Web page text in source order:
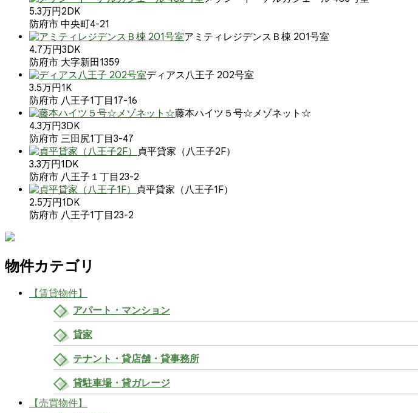
5.3万円2DK
防府市 中央町4-21
アミティレジデンスＢ棟 201号室
4.7万円3DK
防府市 大字新田1359
ディアス八王子 202号室
3.5万円1K
防府市 八王子1丁目17-16
藤本ハイツ５号☆メゾネット☆
4.3万円3DK
防府市 三田尻1丁目3-47
貞平貸家（八王子2F）
3.3万円1DK
防府市 八王子１丁目23-2
貞平貸家（八王子1F）
2.5万円1DK
防府市 八王子1丁目23-2
物件カテゴリ
【賃貸物件】
アパート・マンション
貸家
テナント・貸店舗・貸事務所
貸駐車場・貸ガレージ
【売買物件】